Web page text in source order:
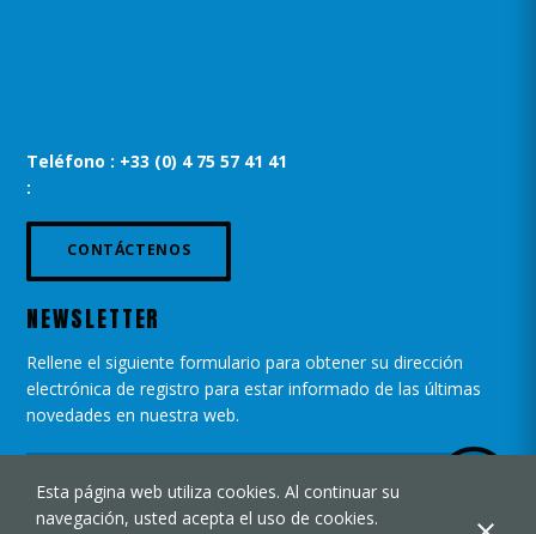
Esta página web utiliza cookies. Al continuar su
navegación, usted acepta el uso de cookies.
Teléfono : +33 (0) 4 75 57 41 41
:
CONTÁCTENOS
NEWSLETTER
Rellene el siguiente formulario para obtener su dirección
electrónica de registro para estar informado de las últimas
novedades en nuestra web.